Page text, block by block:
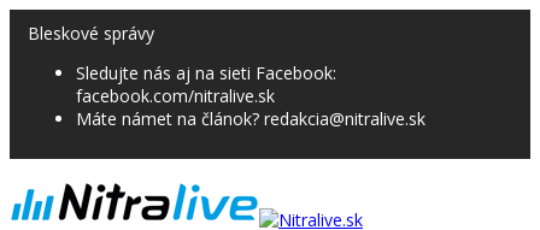
Bleskové správy
Sledujte nás aj na sieti Facebook:
facebook.com/nitralive.sk
Máte námet na článok? redakcia@nitralive.sk